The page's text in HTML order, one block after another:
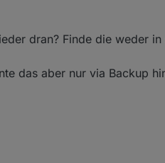
dran? Finde die weder in
das aber nur via Backup